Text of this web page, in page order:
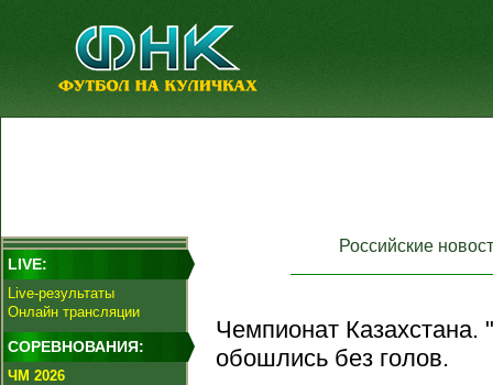
LIVE:
Live-результаты
Онлайн трансляции
СОРЕВНОВАНИЯ:
ЧМ 2026
Российские
Чемпионат
обошлись без голов.